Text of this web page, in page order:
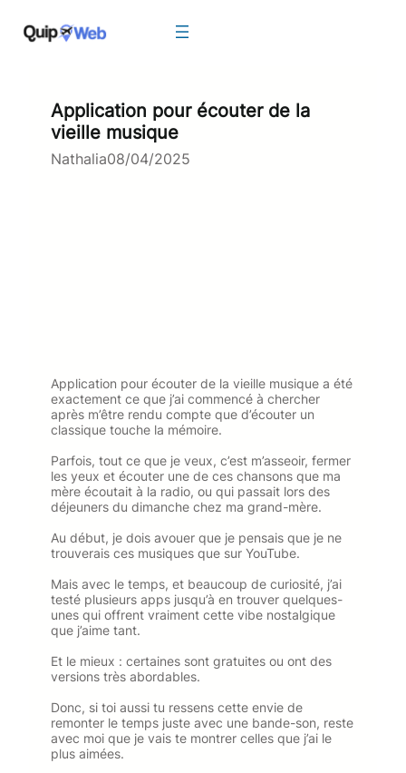
Application pour écouter de la
vieille musique
Nathalia08/04/2025
Application pour écouter de la vieille musique a été
exactement ce que j’ai commencé à chercher
après m’être rendu compte que d’écouter un
classique touche la mémoire.
Parfois, tout ce que je veux, c’est m’asseoir, fermer
les yeux et écouter une de ces chansons que ma
mère écoutait à la radio, ou qui passait lors des
déjeuners du dimanche chez ma grand-mère.
Au début, je dois avouer que je pensais que je ne
trouverais ces musiques que sur YouTube.
Mais avec le temps, et beaucoup de curiosité, j’ai
testé plusieurs apps jusqu’à en trouver quelques-
unes qui offrent vraiment cette vibe nostalgique
que j’aime tant.
Et le mieux : certaines sont gratuites ou ont des
versions très abordables.
Donc, si toi aussi tu ressens cette envie de
remonter le temps juste avec une bande-son, reste
avec moi que je vais te montrer celles que j’ai le
plus aimées.